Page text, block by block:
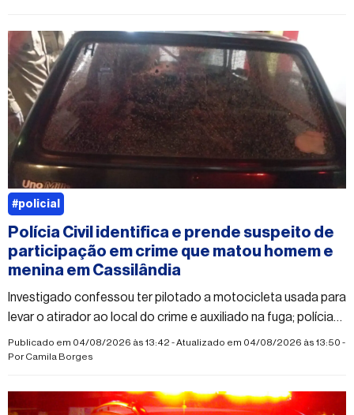
Polícia Civil identifica e prende suspeito de
participação em crime que matou homem e
menina em Cassilândia
Investigado confessou ter pilotado a motocicleta usada para
levar o atirador ao local do crime e auxiliado na fuga; polícia
segue em busca do autor dos disparos
Publicado em 04/08/2026 às 13:42 - Atualizado em 04/08/2026 às 13:50 -
PorCamila Borges
#policial